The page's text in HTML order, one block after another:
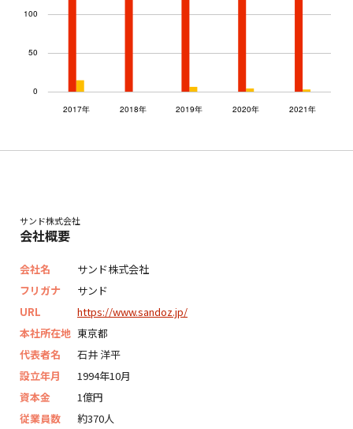
サンド株式会社
会社概要
会社名
サンド株式会社
フリガナ
サンド
URL
https://www.sandoz.jp/
本社所在地 東京都
代表者名
石井 洋平
設立年月
1994年10月
資本金
1億円
従業員数
約370人